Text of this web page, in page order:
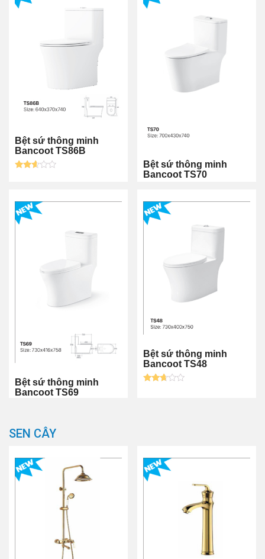
Bệt sứ thông minh
Bancoot TS86B
sao
Bệt sứ thông minh
Bancoot TS70
Bệt sứ thông minh
Bancoot TS69
Bệt sứ thông minh
Bancoot TS48
SEN CÂY